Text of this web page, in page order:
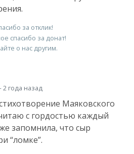
за отклик!
спасибо за донат!
о нас другим.
года назад
Маяковского
с гордостью каждый
запомнила, что сыр
“ломке”.